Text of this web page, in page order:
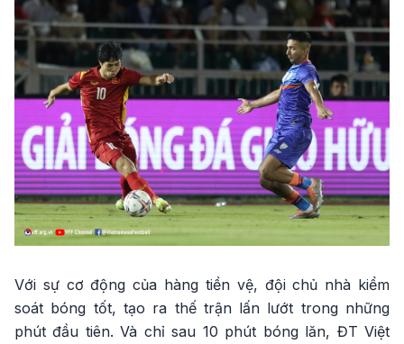
Với sự cơ động của hàng tiền vệ, đội chủ nhà kiểm
soát bóng tốt, tạo ra thế trận lấn lướt trong những
phút đầu tiên. Và chỉ sau 10 phút bóng lăn, ĐT Việt